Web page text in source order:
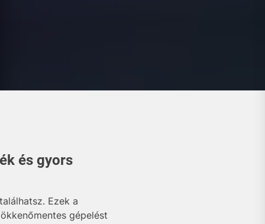
és gyors
Ezek a
gépelést